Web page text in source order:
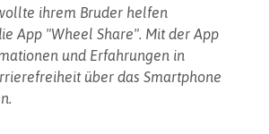
ihrem Bruder helfen
App "Wheel Share". Mit der App
und Erfahrungen in
über das Smartphone